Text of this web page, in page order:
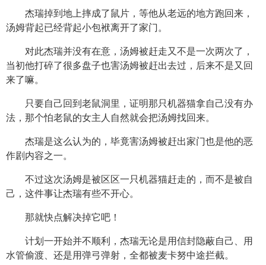
杰瑞掉到地上摔成了鼠片，等他从老远的地方跑回来，
汤姆背起已经背起小包袱离开了家门。
对此杰瑞并没有在意，汤姆被赶走又不是一次两次了，
当初他打碎了很多盘子也害汤姆被赶出去过，后来不是又回
来了嘛。
只要自己回到老鼠洞里，证明那只机器猫拿自己没有办
法，那个怕老鼠的女主人自然就会把汤姆找回来。
杰瑞是这么认为的，毕竟害汤姆被赶出家门也是他的恶
作剧内容之一。
不过这次汤姆是被区区一只机器猫赶走的，而不是被自
己，这件事让杰瑞有些不开心。
那就快点解决掉它吧！
计划一开始并不顺利，杰瑞无论是用信封隐蔽自己、用
水管偷渡、还是用弹弓弹射，全都被麦卡努中途拦截。